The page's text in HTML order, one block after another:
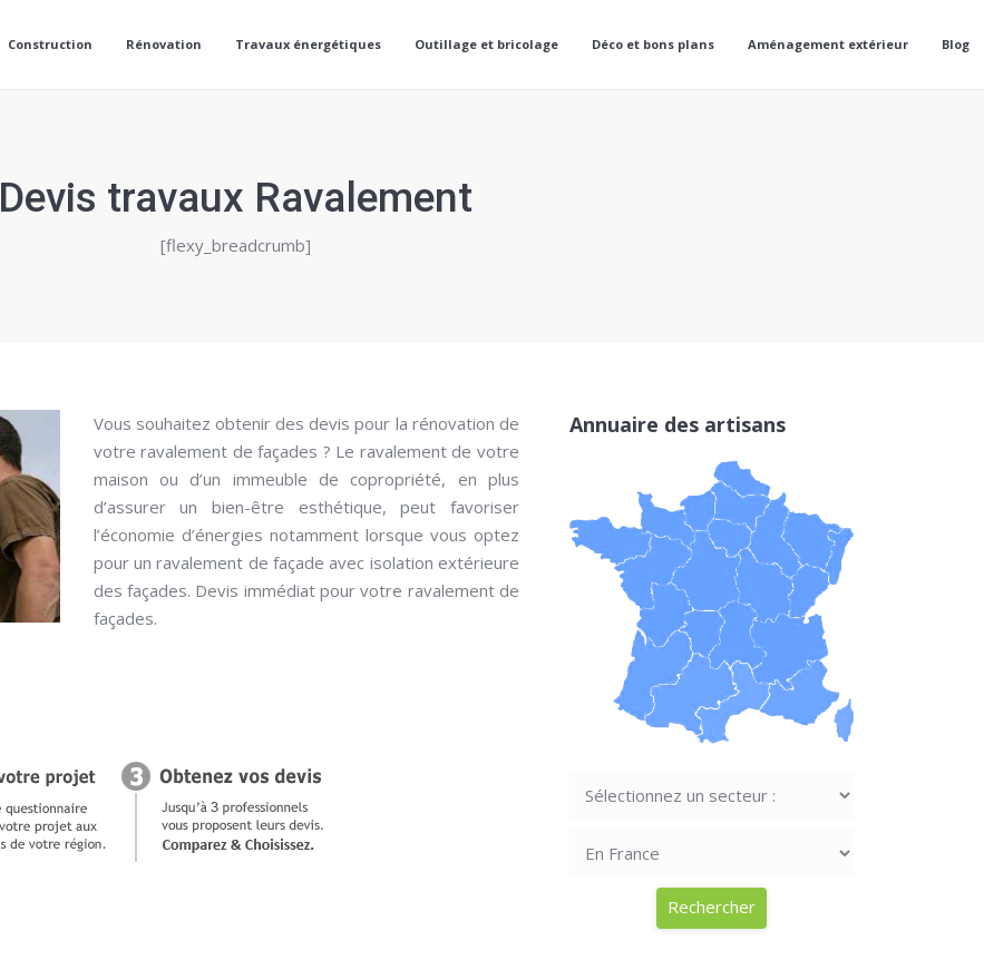
Construction Rénovation Travaux énergétiques Outillage et bricolage Déco et bons plans Aménagement extérieur Blog
Devis travaux Ravalement
[flexy_breadcrumb]
Vous souhaitez obtenir des devis pour la rénovation de
votre ravalement de façades ? Le ravalement de votre
maison ou d’un immeuble de copropriété, en plus
d’assurer un bien-être esthétique, peut favoriser
l’économie d’énergies notamment lorsque vous optez
pour un ravalement de façade avec isolation extérieure
des façades. Devis immédiat pour votre ravalement de
façades.
Annuaire des artisans